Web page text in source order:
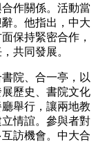
作關係。活動當
。他指出，中大
保持緊密合作，
共同發展。
院、合一亭，以
歷史、書院文化
舉行，讓兩地教
情誼。參與者對
訪機會。中大合